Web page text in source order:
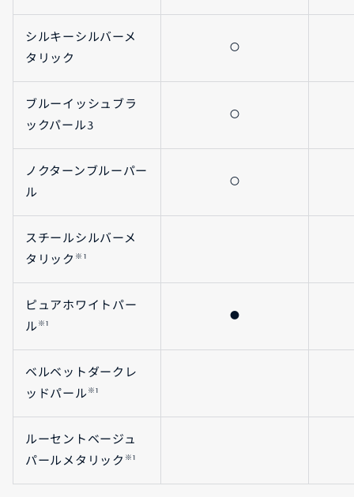
シルキーシルバーメ
タリック
〇
ブルーイッシュブラ
ックパール3
〇
ノクターンブルーパー
ル
〇
スチールシルバーメ
タリック ※1
ピュアホワイトパー
ル ※1
●
ベルベットダークレ
ッドパール ※1
ルーセントベージュ
パールメタリック ※1